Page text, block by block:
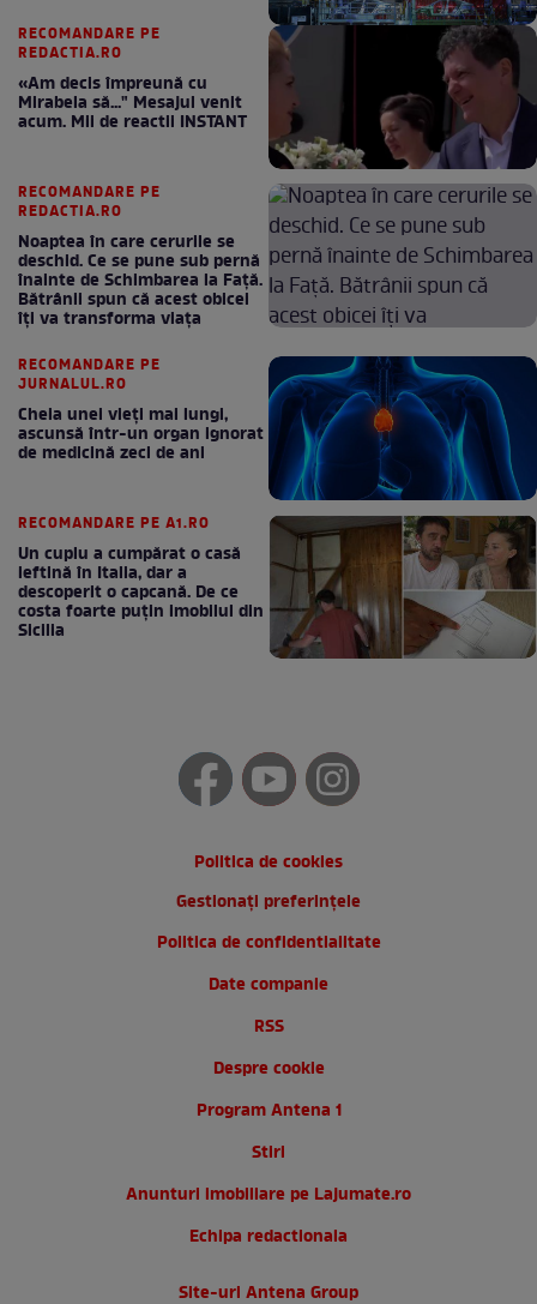
RECOMANDARE PE
REDACTIA.RO
«Am decis împreună cu
Mirabela să..." Mesajul venit
acum. Mii de reactii INSTANT
RECOMANDARE PE
REDACTIA.RO
Noaptea în care cerurile se
deschid. Ce se pune sub pernă
înainte de Schimbarea la Față.
Bătrânii spun că acest obicei
îți va transforma viața
RECOMANDARE PE
JURNALUL.RO
Cheia unei vieți mai lungi,
ascunsă într-un organ ignorat
de medicină zeci de ani
RECOMANDARE PE A1.RO
Un cuplu a cumpărat o casă
ieftină în Italia, dar a
descoperit o capcană. De ce
costa foarte puțin imobilul din
Sicilia
Politica de cookies
Gestionați preferințele
Politica de confidentialitate
Date companie
RSS
Despre cookie
Program Antena 1
Stiri
Anunturi imobiliare pe Lajumate.ro
Echipa redactionala
Site-uri Antena Group